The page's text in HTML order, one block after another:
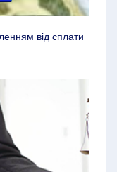
від сплати